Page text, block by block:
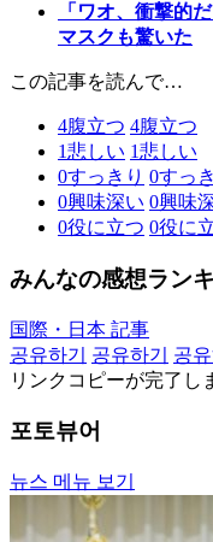
「ワオ、衝撃的
マスクも驚いた
この記事を読んで…
4腹立つ 4腹立つ
1悲しい 1悲しい
0すっきり 0すっ
0興味深い 0興味
0役に立つ 0役に
みんなの感想ラン
国際・日本 記事
공유하기
공유하기 공유
リンクコピーが完了し
포토뷰어
뉴스 메뉴 보기